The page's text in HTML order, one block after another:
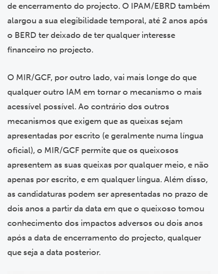
de encerramento do projecto. O IPAM/EBRD também
alargou a sua elegibilidade temporal, até 2 anos após
o BERD ter deixado de ter qualquer interesse
financeiro no projecto.
O MIR/GCF, por outro lado, vai mais longe do que
qualquer outro IAM em tornar o mecanismo o mais
acessível possível. Ao contrário dos outros
mecanismos que exigem que as queixas sejam
apresentadas por escrito (e geralmente numa língua
oficial), o MIR/GCF permite que os queixosos
apresentem as suas queixas por qualquer meio, e não
apenas por escrito, e em qualquer língua. Além disso,
as candidaturas podem ser apresentadas no prazo de
dois anos a partir da data em que o queixoso tomou
conhecimento dos impactos adversos ou dois anos
após a data de encerramento do projecto, qualquer
que seja a data posterior.